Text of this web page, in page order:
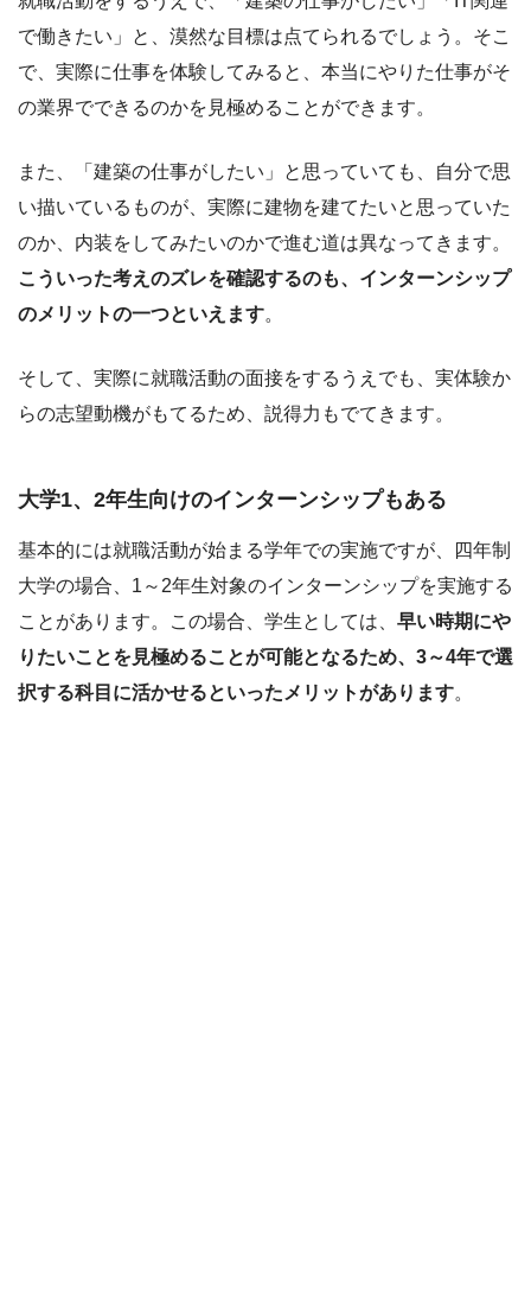
で働きたい」と、漠然な目標は点てられるでしょう。そこ
で、実際に仕事を体験してみると、本当にやりた仕事がそ
の業界でできるのかを見極めることができます。
また、「建築の仕事がしたい」と思っていても、自分で思
い描いているものが、実際に建物を建てたいと思っていた
のか、内装をしてみたいのかで進む道は異なってきます。
こういった考えのズレを確認するのも、インターンシップ
のメリットの一つといえます。
そして、実際に就職活動の面接をするうえでも、実体験か
らの志望動機がもてるため、説得力もでてきます。
大学1、2年生向けのインターンシップもある
基本的には就職活動が始まる学年での実施ですが、四年制
大学の場合、1～2年生対象のインターンシップを実施する
ことがあります。この場合、学生としては、 早い時期にや
りたいことを見極めることが可能となるため、3～4年で選
択する科目に活かせるといったメリットがあります。